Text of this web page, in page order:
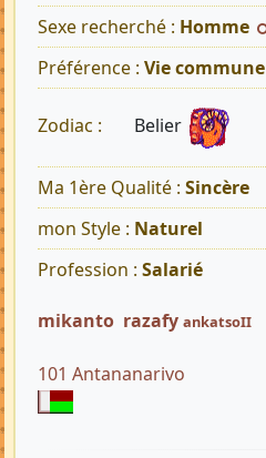
Sexe recherché : Homme
Préférence : Vie commune
Zodiac : Belier
Ma 1ère Qualité : Sincère
mon Style : Naturel
Profession : Salarié
mikanto razafy ankatsoII
101 Antananarivo